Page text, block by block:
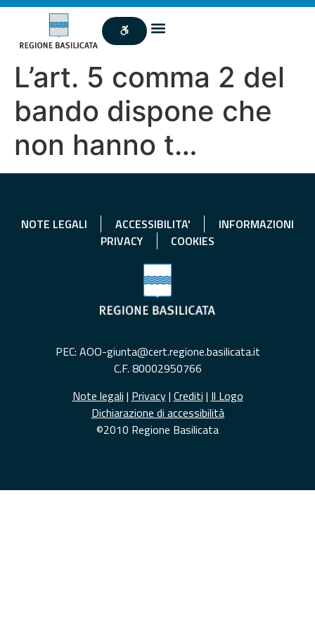
L’art. 5 comma 2 del
bando dispone che
non hanno t…
NOTE LEGALI ACCESSIBILITA'
INFORMAZIONI
PRIVACY
COOKIES
PEC: AOO-giunta@cert.regione.basilicata.it
C.F. 80002950766
Note legali | Privacy| Crediti | Il Logo
Dichiarazione di accessibilità
©2010 Regione Basilicata